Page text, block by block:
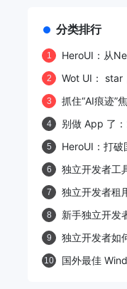
分类排行
1
HeroUI：从
2
Wot UI： star
组件库
3
抓住“AI痕迹”
并给出独立开
4
别做 App 了
行动清单）
5
HeroUI：打破
6
独立开发者工
7
独立开发者租
8
新手独立开发
9
独立开发者如
10
国外最佳